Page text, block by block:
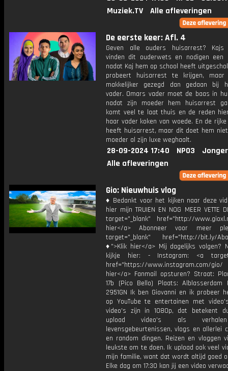
Muziek.TV
Alle afleveringen
De eerste keer: Afl. 4
Geven alle ouders huisarrest? Kajs
vinden dit ouderwets en nodigen een
nadat Kaj hem op school heeft
probeert huisarrest te krijgen,
makkelijker gezegd dan gedaan bij
vader. Omars vader moet de baas in
nadat zijn moeder hem huisarrest
komt veel te laat thuis en de reden
haar vader koken van woede. En de
heeft huisarrest, maar dit doet hem
moeder al zijn luxe weghaalt.
28-09-2024 17:40 NPO3
Alle afleveringen
Gio: Nieuwhuis vlog
♦ Bedankt voor het kijken naar deze
hier mijn TRUIEN EN NOG MEER VETTE
target="_blank" href="http://
hier</a> Abonneer voor meer
target="_blank" href="http://bit.ly/
♦">Klik hier</a> Mij dagelijks volgen?
kijkje hier: - Instagram: <a
href="https://www.instagram.com/
hier</a> Fanmail opsturen? Straat:
17b (Pico Bello) Plaats: Alblasserdam
2951GN Ik ben Giovanni en ik probeer
op YouTube te entertainen met
video's zijn in 1080p, dat betekent
upload video's als
levensgebeurtenissen, vlogs en allerlei
en random dingen. Reizen en vloggen
leukste om te doen. Ik upload ook veel
mijn familie, want dat wordt altijd goed
Elke dag om 17:30 kan jij een video